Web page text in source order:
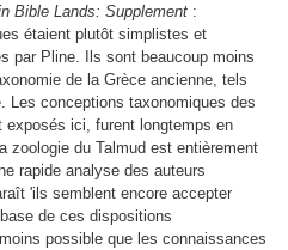
Bible Lands: Supplement :
étaient plutôt simplistes et
par Pline. Ils sont beaucoup moins
de la Grèce ancienne, tels
Les conceptions taxonomiques des
ici, furent longtemps en
zoologie du Talmud est entièrement
rapide analyse des auteurs
'ils semblent encore accepter
de ces dispositions
possible que les connaissances